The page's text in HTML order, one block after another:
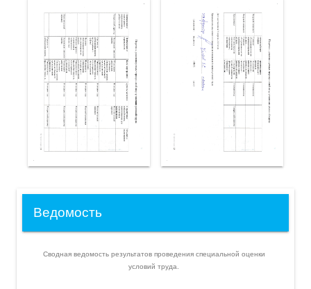
Ведомость
Сводная ведомость результатов проведения специальной оценки
условий труда.